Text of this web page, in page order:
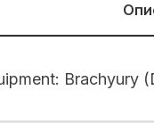
Brachyury